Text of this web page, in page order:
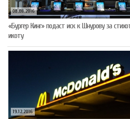
08.08.2016
«Бургер Кинг» подаст иск к Шнурову за
икоту
19.12.2016